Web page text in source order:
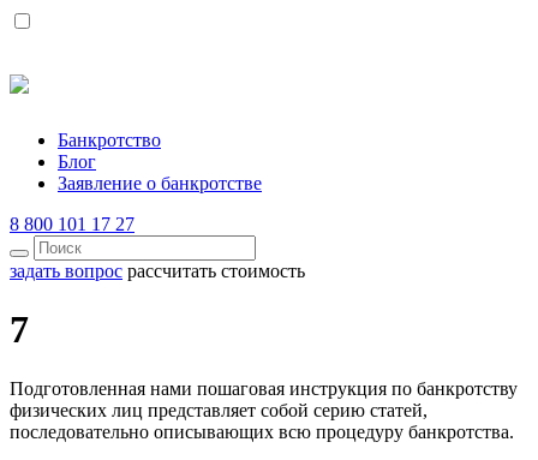
Банкротство
Блог
Заявление о банкротстве
8 800 101 17 27
задать вопрос рассчитать стоимость
7
Подготовленная нами пошаговая инструкция по банкротству
физических лиц представляет собой серию статей,
последовательно описывающих всю процедуру банкротства.